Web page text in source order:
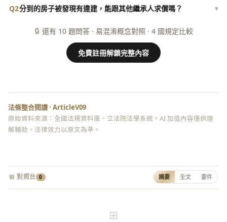
Q2分到的房子被發現有違建，能跟其他繼承人求償嗎？ ▾
🔒 還有 10 題問答 · 易混淆概念對照 · 4 國規定比較
免費註冊解鎖完整內容
法條整合閱讀 · ArticleV09
原始資料來源：全國法規資料庫、立法院法學系統。AI 加值內容僅供理
解輔助，法律效力以原文為準。
⊞ 對照台 0 摘要 全文 要件
⊞